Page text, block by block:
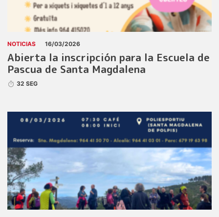
NOTICIAS 16/03/2026
Abierta la inscripción para la Escuela de
Pascua de Santa Magdalena
32 SEG